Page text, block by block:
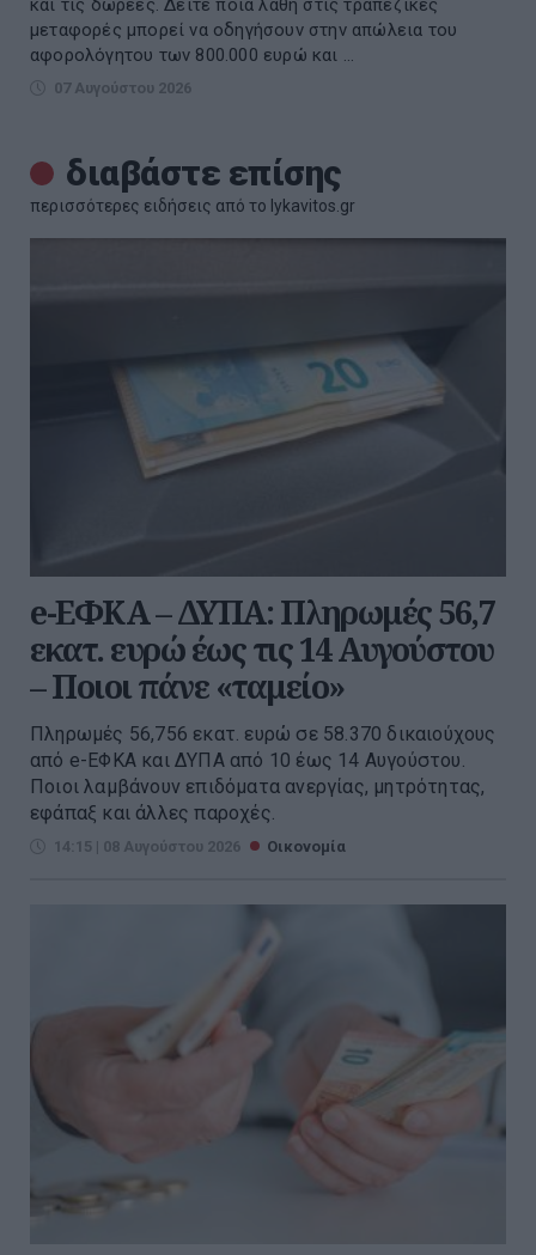
και τις δωρεές. Δείτε ποια λάθη στις τραπεζικές
μεταφορές μπορεί να οδηγήσουν στην απώλεια του
αφορολόγητου των 800.000 ευρώ και ...
07 Αυγούστου 2026
διαβάστε επίσης
περισσότερες ειδήσεις από το lykavitos.gr
e-ΕΦΚΑ – ΔΥΠΑ: Πληρωμές 56,7
εκατ. ευρώ έως τις 14 Αυγούστου
– Ποιοι πάνε «ταμείο»
Πληρωμές 56,756 εκατ. ευρώ σε 58.370 δικαιούχους
από e-ΕΦΚΑ και ΔΥΠΑ από 10 έως 14 Αυγούστου.
Ποιοι λαμβάνουν επιδόματα ανεργίας, μητρότητας,
εφάπαξ και άλλες παροχές.
14:15 | 08 Αυγούστου 2026 Οικονομία